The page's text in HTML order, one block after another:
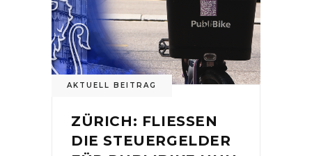
AKTUELL BEITRAG
ZÜRICH: FLIESSEN
DIE STEUERGELDER